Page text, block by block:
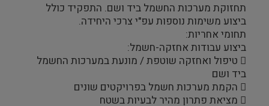
תחזוקת מערכות החשמל ביד ושם. התפקיד כולל
ביצוע משימות נוספות עפ"י צרכי היחידה.
תחומי אחריות:
ביצוע עבודות אחזקה-חשמל:
 טיפול ואחזקה שוטפת / מונעת במערכות החשמל
ביד ושם
 הקמת מערכות חשמל בפרויקטים שונים
 מציאת פתרון מהיר לבעיות בשטח